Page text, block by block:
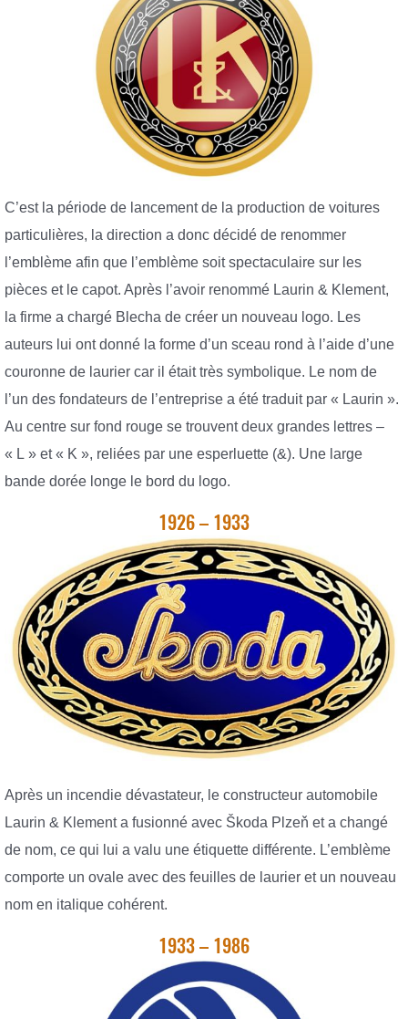
C’est la période de lancement de la production de voitures
particulières, la direction a donc décidé de renommer
l’emblème afin que l’emblème soit spectaculaire sur les
pièces et le capot. Après l’avoir renommé Laurin & Klement,
la firme a chargé Blecha de créer un nouveau logo. Les
auteurs lui ont donné la forme d’un sceau rond à l’aide d’une
couronne de laurier car il était très symbolique. Le nom de
l’un des fondateurs de l’entreprise a été traduit par « Laurin ».
Au centre sur fond rouge se trouvent deux grandes lettres –
« L » et « K », reliées par une esperluette (&). Une large
bande dorée longe le bord du logo.
1926 – 1933
Après un incendie dévastateur, le constructeur automobile
Laurin & Klement a fusionné avec Škoda Plzeň et a changé
de nom, ce qui lui a valu une étiquette différente. L’emblème
comporte un ovale avec des feuilles de laurier et un nouveau
nom en italique cohérent.
1933 – 1986